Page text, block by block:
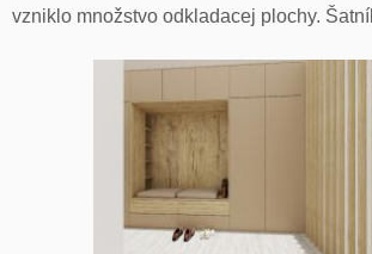
vzniklo množstvo odkladacej plochy.